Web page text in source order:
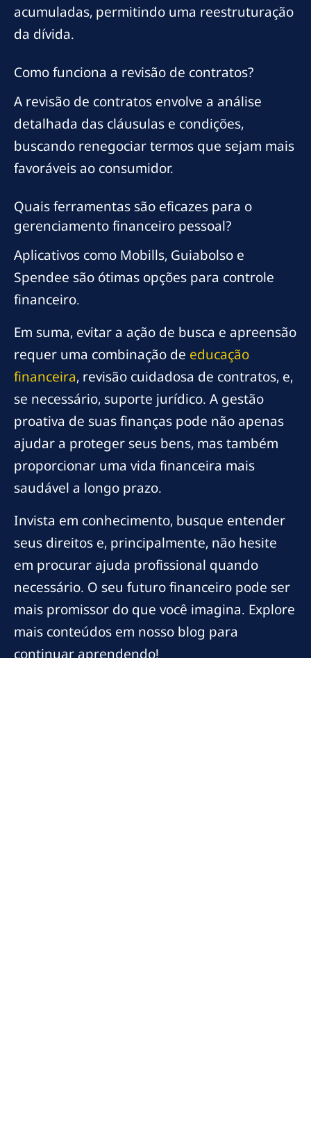
acumuladas, permitindo uma reestruturação
da dívida.
Como funciona a revisão de contratos?
A revisão de contratos envolve a análise
detalhada das cláusulas e condições,
buscando renegociar termos que sejam mais
favoráveis ao consumidor.
Quais ferramentas são eficazes para o
gerenciamento financeiro pessoal?
Aplicativos como Mobills, Guiabolso e
Spendee são ótimas opções para controle
financeiro.
Em suma, evitar a ação de busca e apreensão
requer uma combinação de educação
financeira, revisão cuidadosa de contratos, e,
se necessário, suporte jurídico. A gestão
proativa de suas finanças pode não apenas
ajudar a proteger seus bens, mas também
proporcionar uma vida financeira mais
saudável a longo prazo.
Invista em conhecimento, busque entender
seus direitos e, principalmente, não hesite
em procurar ajuda profissional quando
necessário. O seu futuro financeiro pode ser
mais promissor do que você imagina. Explore
mais conteúdos em nosso blog para
continuar aprendendo!